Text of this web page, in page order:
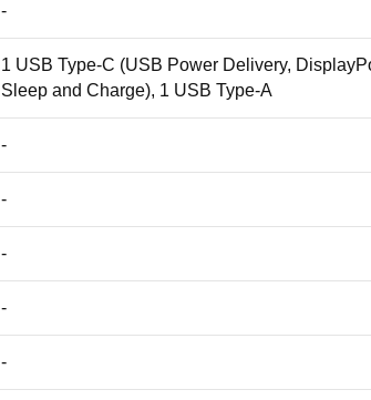
-
1 USB Type-C (USB Power Delivery,
Sleep and Charge), 1 USB Type-A
-
-
-
-
-